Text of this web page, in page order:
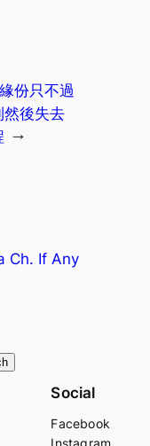
緣份只不過
然後失去
→
Ch. If Any
Social
Facebook